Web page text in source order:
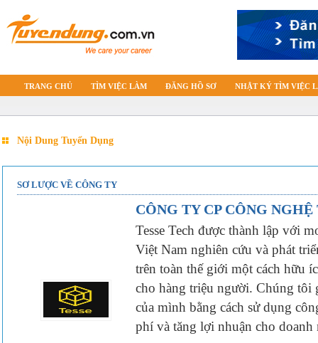
TRANG CHỦ TÌM VIỆC LÀM ĐĂNG HỒ SƠ NHẬT KÝ TÌM VIỆC
Nội Dung Tuyển Dụng
SƠ LƯỢC VỀ CÔNG TY
CÔNG TY CP CÔNG NGHỆ
Tesse Tech được thành lập với
Việt Nam nghiên cứu và phát
trên toàn thế giới một cách hữu
cho hàng triệu người. Chúng tôi
của mình bằng cách sử dụng
phí và tăng lợi nhuận cho doanh